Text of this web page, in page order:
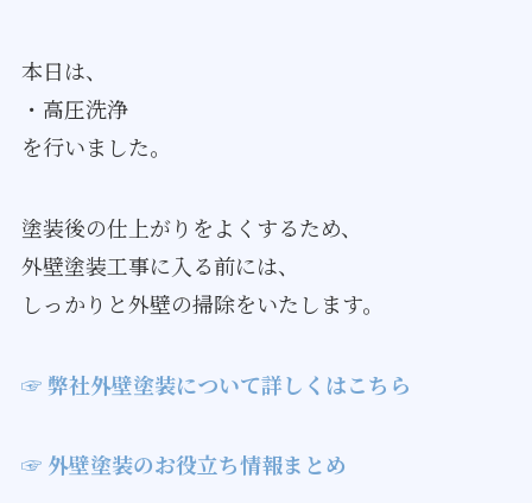
本日は、
・高圧洗浄
を行いました。
塗装後の仕上がりをよくするため、
外壁塗装工事に入る前には、
しっかりと外壁の掃除をいたします。
☞ 弊社外壁塗装について詳しくはこちら
☞ 外壁塗装のお役立ち情報まとめ